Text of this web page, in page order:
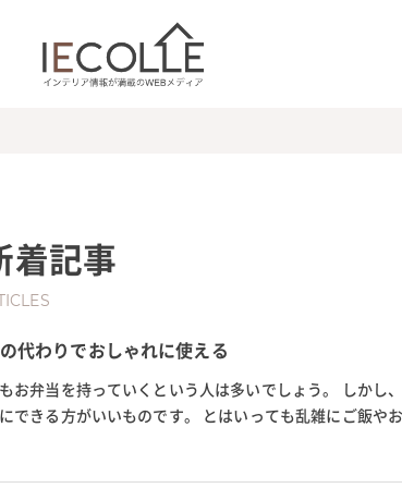
着記事
代わりでおしゃれに使える
お弁当を持っていくという人は多いでしょう。 しかし
できる方がいいものです。 とはいっても乱雑にご飯や
り、見た目もよ...